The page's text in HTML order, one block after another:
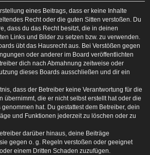
eines Beitrags, dass er keine Inhalte
Recht oder die guten Sitten verstoßen. Du
dass du das Recht besitzt, die in deinen
Links und Bilder zu setzen bzw. zu verwenden.
übt das Hausrecht aus. Bei Verstößen gegen
oder anderer im Board veröffentlichten
dich nach Abmahnung zeitweise oder
dieses Boards ausschließen und dir ein
dass der Betreiber keine Verantwortung für die
übernimmt, die er nicht selbst erstellt hat oder die
hat. Du gestattest dem Betreiber, dein
und Funktionen jederzeit zu löschen oder zu
darüber hinaus, deine Beiträge
gegen o. g. Regeln verstoßen oder geeignet
einem Dritten Schaden zuzufügen.